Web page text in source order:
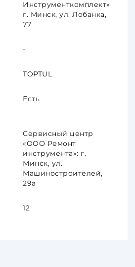
Инструменткомплект»
г. Минск, ул. Лобанка,
77
-
TOPTUL
Есть
Сервисный центр
«ООО Ремонт
инструмента»: г.
Минск, ул.
Машиностроителей,
29а
12